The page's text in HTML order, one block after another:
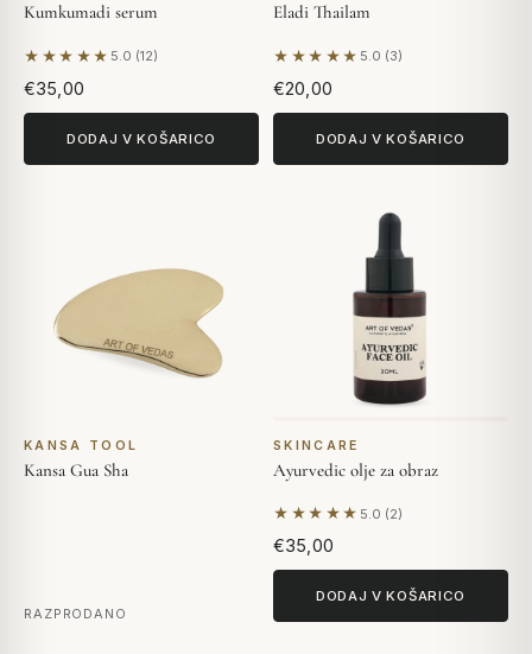
Kumkumadi serum
★★★★★ 5.0 (12)
Na podlagi 12 mnenj
€35,00
DODAJ V KOŠARICO
Eladi Thailam
★★★★★ 5.0 (3)
Na podlagi 3 mnenj
€20,00
DODAJ V KOŠARICO
KANSA TOOL
Kansa Gua Sha
RAZPRODANO
SKINCARE
Ayurvedic olje za obraz
★★★★★ 5.0 (2)
Na podlagi 2 mnenj
€35,00
DODAJ V KOŠARICO